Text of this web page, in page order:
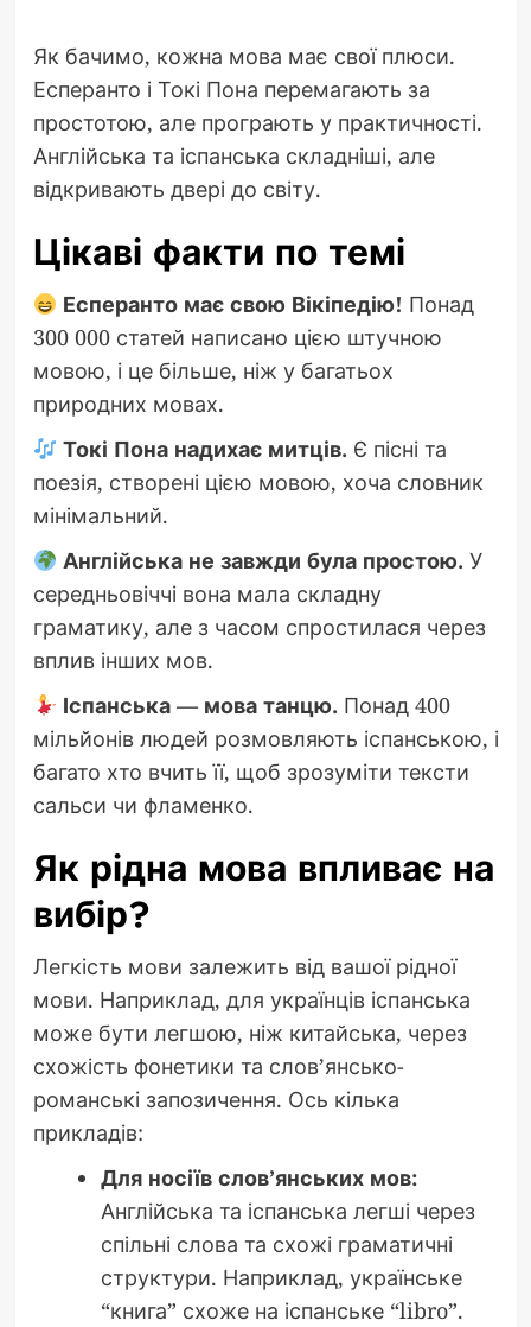
Як бачимо, кожна мова має свої плюси.
Есперанто і Токі Пона перемагають за
простотою, але програють у практичності.
Англійська та іспанська складніші, але
відкривають двері до світу.
Цікаві факти по темі
Есперанто має свою Вікіпедію! Понад
300 000 статей написано цією штучною
мовою, і це більше, ніж у багатьох
природних мовах.
Токі Пона надихає митців. Є пісні та
поезія, створені цією мовою, хоча словник
мінімальний.
Англійська не завжди була простою. У
середньовіччі вона мала складну
граматику, але з часом спростилася через
вплив інших мов.
Іспанська — мова танцю. Понад 400
мільйонів людей розмовляють іспанською, і
багато хто вчить її, щоб зрозуміти тексти
сальси чи фламенко.
Як рідна мова впливає на
вибір?
Легкість мови залежить від вашої рідної
мови. Наприклад, для українців іспанська
може бути легшою, ніж китайська, через
схожість фонетики та слов’янсько-
романські запозичення. Ось кілька
прикладів:
Для носіїв слов’янських мов:
Англійська та іспанська легші через
спільні слова та схожі граматичні
структури. Наприклад, українське
“книга” схоже на іспанське “libro”.